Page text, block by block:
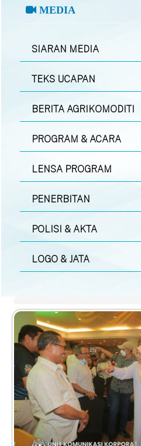
MEDIA
SIARAN MEDIA
TEKS UCAPAN
BERITA AGRIKOMODITI
PROGRAM & ACARA
LENSA PROGRAM
PENERBITAN
POLISI & AKTA
LOGO & JATA